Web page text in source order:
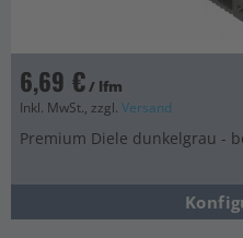
6,69 €/ lfm
Inkl. MwSt., zzgl. Versand
Premium Diele dunkelgrau -